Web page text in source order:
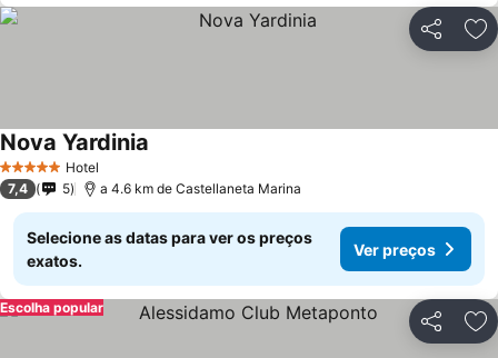
Partilhar
5 Estrelas Hotel
Nova Yardinia
7,4 5 a 4.6 km de Castellaneta Marina
Selecione as datas para ver os preços
exatos.
Ver preços
Partilhar
Escolha popular